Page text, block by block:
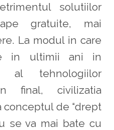
solutiilor
gratuite, mai
La modul in care
in ultimii ani in
tehnologiilor
final, civilizatia
conceptul de “drept
se va mai bate cu